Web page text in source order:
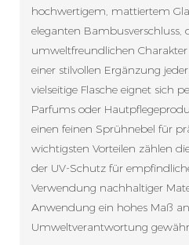
hochwertigem, mattiertem
eleganten Bambusverschluss,
umweltfreundlichen
einer stilvollen Ergänzung
vielseitige Flasche eignet sich
Parfums oder
einen feinen Sprühnebel für
wichtigsten Vorteilen zählen
der UV-Schutz für
Verwendung nachhaltiger
Anwendung ein hohes Maß
Umweltverantwortung